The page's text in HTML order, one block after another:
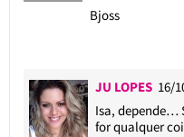
Bjoss
JU LOPES 16/
Isa, depende…
for qualquer